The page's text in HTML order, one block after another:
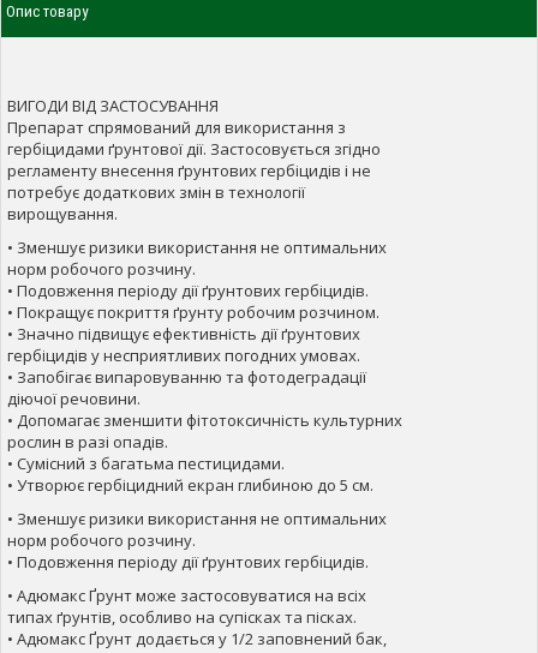
Опис товару
ВИГОДИ ВІД ЗАСТОСУВАННЯ
Препарат спрямований для використання з
гербіцидами ґрунтової дії. Застосовується згідно
регламенту внесення ґрунтових гербіцидів і не
потребує додаткових змін в технології
вирощування.
• Зменшує ризики використання не оптимальних
норм робочого розчину.
• Подовження періоду дії ґрунтових гербіцидів.
• Покращує покриття ґрунту робочим розчином.
• Значно підвищує ефективність дії ґрунтових
гербіцидів у несприятливих погодних умовах.
• Запобігає випаровуванню та фотодеградації
діючої речовини.
• Допомагає зменшити фітотоксичність культурних
рослин в разі опадів.
• Сумісний з багатьма пестицидами.
• Утворює гербіцидний екран глибиною до 5 см.
• Зменшує ризики використання не оптимальних
норм робочого розчину.
• Подовження періоду дії ґрунтових гербіцидів.
• Адюмакс Ґрунт може застосовуватися на всіх
типах ґрунтів, особливо на супісках та пісках.
• Адюмакс Ґрунт додається у 1/2 заповнений бак,